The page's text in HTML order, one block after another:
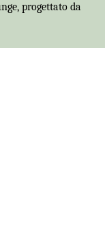
progettato da